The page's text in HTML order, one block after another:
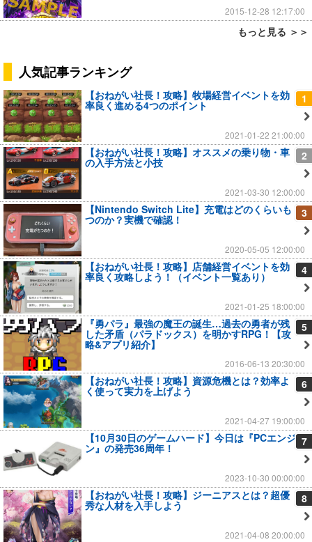
2015-12-28 12:17:00
もっと見る ＞＞
人気記事ランキング
1
【おねがい社長！攻略】牧場経営イベントを効
率良く進める4つのポイント
2021-01-22 21:00:00
2
【おねがい社長！攻略】オススメの乗り物・車
の入手方法と小技
2021-03-30 12:00:00
3
【Nintendo Switch Lite】充電はどのくらいも
つのか？実機で確認！
2020-05-05 12:00:00
4
【おねがい社長！攻略】店舗経営イベントを効
率良く攻略しよう！（イベント一覧あり）
2021-01-25 18:00:00
5
『勇パラ』最強の魔王の誕生…過去の勇者が残
した矛盾（パラドックス）を明かすRPG！【攻
略&アプリ紹介】
2016-06-13 20:30:00
6
【おねがい社長！攻略】資源危機とは？効率よ
く使って実力を上げよう
2021-04-27 19:00:00
7
【10月30日のゲームハード】今日は『PCエンジ
ン』の発売36周年！
2023-10-30 00:00:00
8
【おねがい社長！攻略】ジーニアスとは？超優
秀な人材を入手しよう
2021-04-08 20:00:00